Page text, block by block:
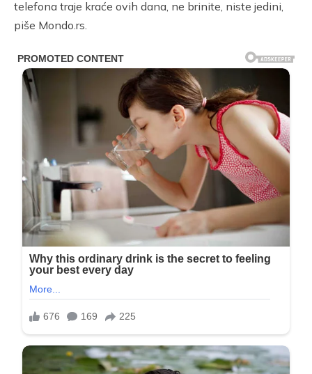
telefona traje kraće ovih dana, ne brinite, niste jedini,
piše Mondo.rs.